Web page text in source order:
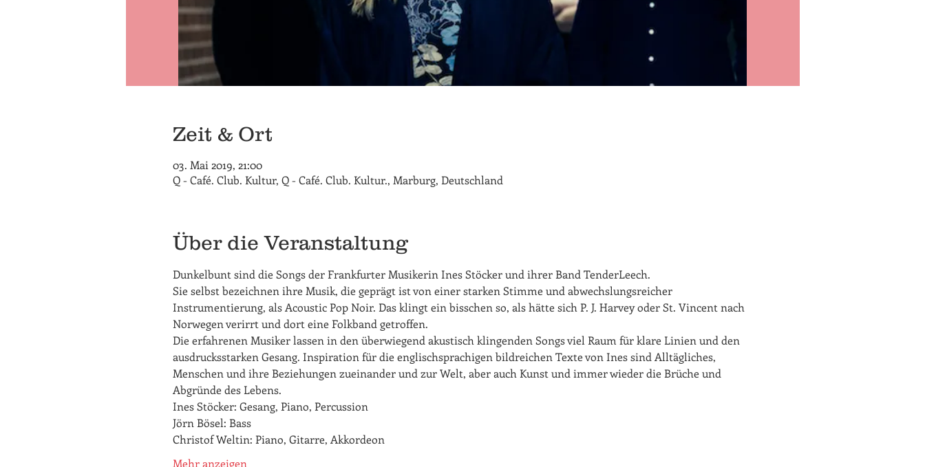
Zeit & Ort
03. Mai 2019, 21:00
Q - Café. Club. Kultur, Q - Café. Club. Kultur., Marburg, Deutschland
Über die Veranstaltung
Dunkelbunt sind die Songs der Frankfurter Musikerin Ines Stöcker und ihrer Band TenderLeech.
Sie selbst bezeichnen ihre Musik, die geprägt ist von einer starken Stimme und abwechslungsreicher
Instrumentierung, als Acoustic Pop Noir. Das klingt ein bisschen so, als hätte sich P. J. Harvey oder St. Vincent nach
Norwegen verirrt und dort eine Folkband getroffen.
Die erfahrenen Musiker lassen in den überwiegend akustisch klingenden Songs viel Raum für klare Linien und den
ausdrucksstarken Gesang. Inspiration für die englischsprachigen bildreichen Texte von Ines sind Alltägliches,
Menschen und ihre Beziehungen zueinander und zur Welt, aber auch Kunst und immer wieder die Brüche und
Abgründe des Lebens.
Ines Stöcker: Gesang, Piano, Percussion
Jörn Bösel: Bass
Christof Weltin: Piano, Gitarre, Akkordeon
Mehr anzeigen